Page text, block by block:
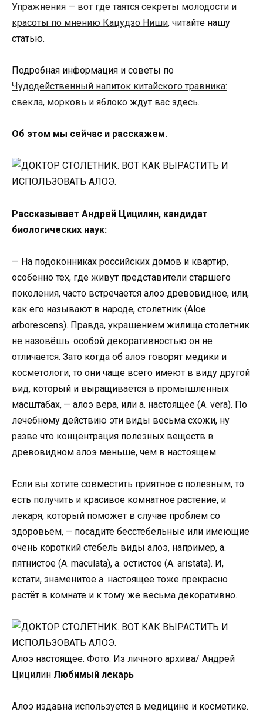
Упражнения — вот где таятся секреты молодости и
красоты по мнению Кацудзо Ниши, читайте нашу
статью.
Подробная информация и советы по
Чудодейственный напиток китайского травника:
свекла, морковь и яблоко ждут вас здесь.
Об этом мы сейчас и расскажем.
Рассказывает Андрей Цицилин, кандидат
биологических наук:
— На подоконниках российских домов и квартир,
особенно тех, где живут представители старшего
поколения, часто встречается алоэ древовидное, или,
как его называют в народе, столетник (Aloe
arborescens). Правда, украшением жилища столетник
не назовёшь: особой декоративностью он не
отличается. Зато когда об алоэ говорят медики и
косметологи, то они чаще всего имеют в виду другой
вид, который и выращивается в промышленных
масштабах, — алоэ вера, или а. настоящее (A. vera). По
лечебному действию эти виды весьма схожи, ну
разве что концентрация полезных веществ в
древовидном алоэ меньше, чем в на­стоящем.
Если вы хотите совместить приятное с полезным, то
есть получить и красивое комнатное растение, и
лекаря, который поможет в случае проблем со
здоровьем, — посадите бесстебельные или имеющие
очень короткий стебель виды алоэ, например, а.
пятнистое (A. maculata), а. остистое (A. aristata). И,
кстати, знаменитое а. настоящее тоже прекрасно
растёт в комнате и к тому же весьма декоративно.
Алоэ настоящее. Фото: Из личного архива/ Андрей
Цицилин Любимый лекарь
Алоэ издавна используется в медицине и косметике.